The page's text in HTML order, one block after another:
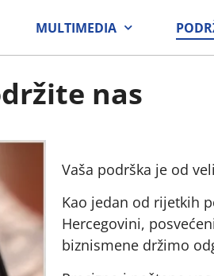
MULTIMEDIA
nas
Vaša podrška je od
Kao jedan od rijetkih
Hercegovini,
biznismene držimo